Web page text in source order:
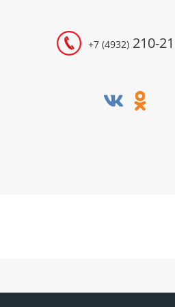
+7 (4932) 210-